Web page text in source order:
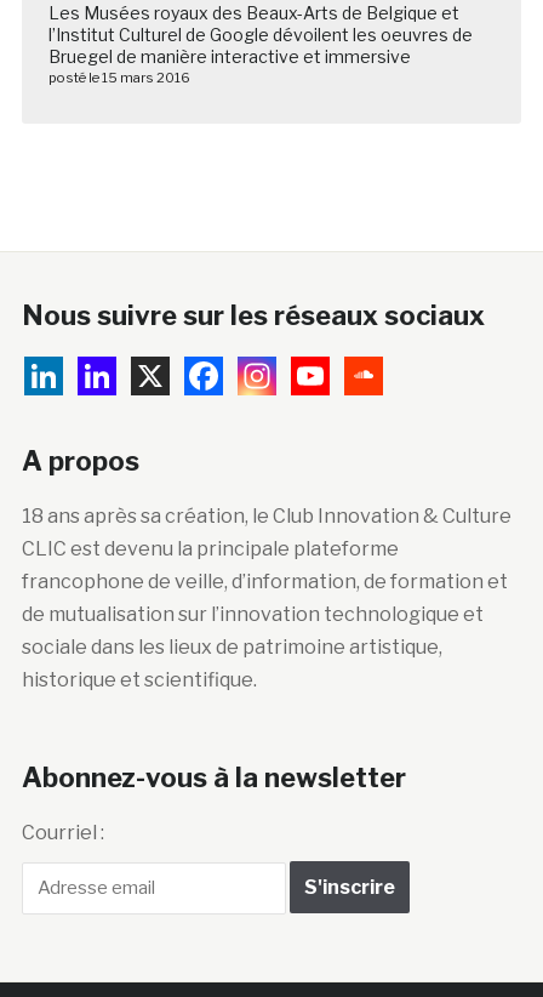
Les Musées royaux des Beaux-Arts de Belgique et
l’Institut Culturel de Google dévoilent les oeuvres de
Bruegel de manière interactive et immersive
posté le 15 mars 2016
Nous suivre sur les réseaux sociaux
A propos
18 ans après sa création, le Club Innovation & Culture
CLIC est devenu la principale plateforme
francophone de veille, d’information, de formation et
de mutualisation sur l’innovation technologique et
sociale dans les lieux de patrimoine artistique,
historique et scientifique.
Abonnez-vous à la newsletter
Courriel :